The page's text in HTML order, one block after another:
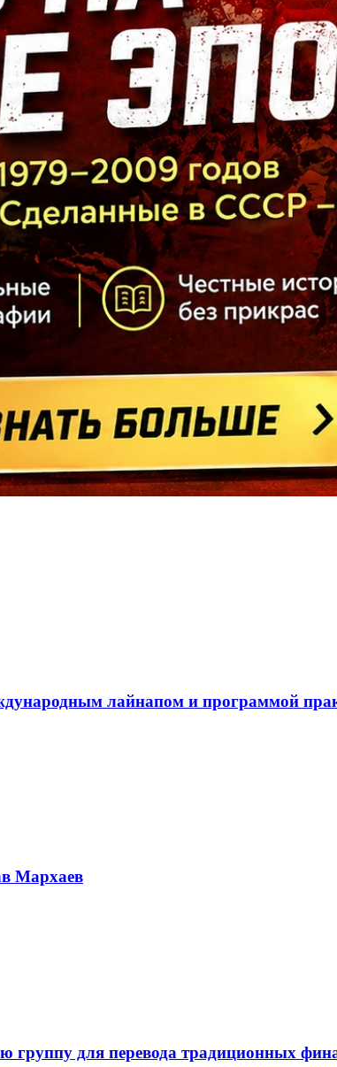
лайнапом и программой
Мархаев
группу для перевода традиционных